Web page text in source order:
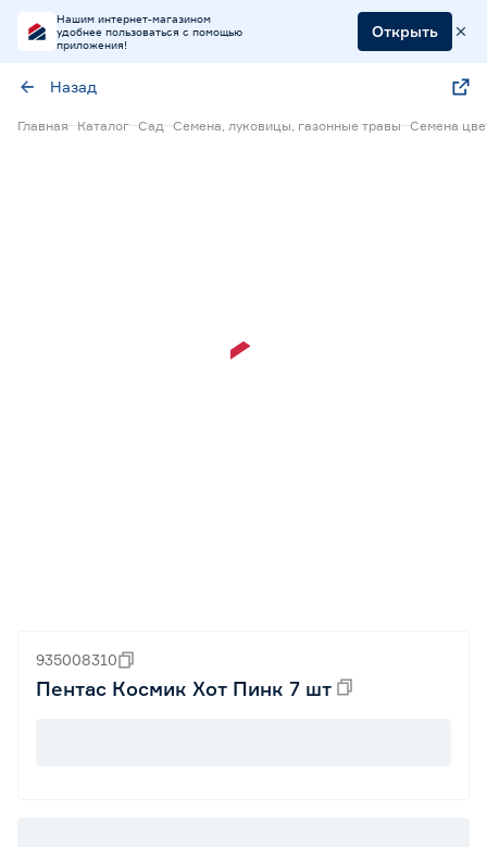
Нашим интернет-магазином
удобнее пользоваться с помощью
приложения!
Открыть
Назад
Главная Каталог Сад Семена, луковицы, газонные травы Семена
935008310
Пентас Космик Хот Пинк 7 шт